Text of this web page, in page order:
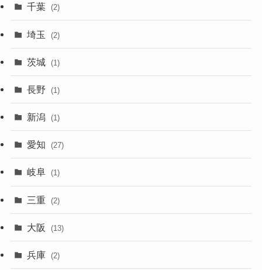
千葉 (2)
埼玉 (2)
茨城 (1)
長野 (1)
新潟 (1)
愛知 (27)
岐阜 (1)
三重 (2)
大阪 (13)
兵庫 (2)